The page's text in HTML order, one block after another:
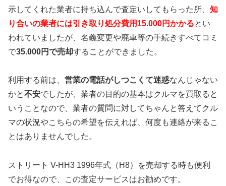
示してくれた業者に持ち込んで査定いしてもらった所、 知
り合いの業者には引き取り処分費用15.000円かかるとい
われていましたが、名義変更や廃車等の手続きすべてコミ
で35.000円で売却することができました。
利用する前は、 営業の電話がしつこくて迷惑なんじゃない
かと不安でしたが、業者の目的の基本はクルマを買取ると
いうことなので、業者の質問に対してちゃんと答えてクル
マの状況やこちらの希望を伝えれば、何度も連絡が来るこ
とはありませんでした。
ストリート V-HH3 1996年式（H8）を売却する時も便利
でお得なので、この査定サービスはお勧めです。